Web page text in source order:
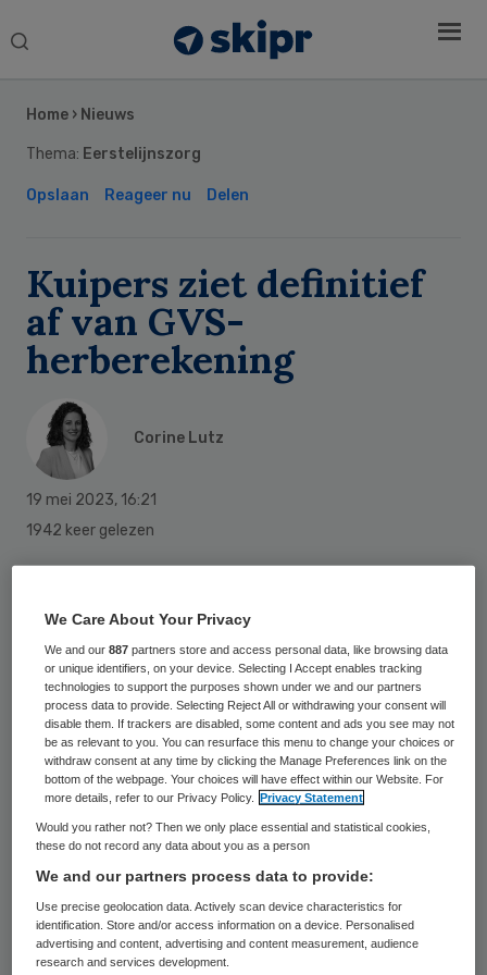
Search
Home › Nieuws
Thema: Eerstelijnszorg
Opslaan Reageer nu Delen
Kuipers ziet definitief
af van GVS-
herberekening
Corine Lutz
19 mei 2023, 16:21
1942 keer gelezen
de herberekening van het
Geneesmiddelenvergoedingssysteem (GVS).
Dat besluit maakt de bewindspersoon
kenbaar in een brief aan de Tweede Kamer.
Met de GVS-herberekening zou naar
verwachting een groot deel van de
vergoedingslimieten van geneesmiddelen
worden verlaagd. Als een fabrikant zijn
geneesmiddelenprijzen vervolgens niet tot
onder die nieuwe limieten zou verlagen, zou
Sidebar
We Care About Your Privacy
We and our887 partners store and access personal data, like browsing data
or unique identifiers, on your device. Selecting I Accept enables tracking
technologies to support the purposes shown under we and our partners
process data to provide. Selecting Reject All or withdrawing your consent will
disable them. If trackers are disabled, some content and ads you see may not
be as relevant to you. You can resurface this menu to change your choices or
withdraw consent at any time by clicking the Manage Preferences link on the
bottom of the webpage. Your choices will have effect within our Website. For
more details, refer to our Privacy Policy.
Privacy Statement
Would you rather not? Then we only place essential and statistical cookies,
these do not record any data about you as a person
We and our partners process data to provide:
Use precise geolocation data. Actively scan device characteristics for
identification. Store and/or access information on a device. Personalised
advertising and content, advertising and content measurement, audience
research and services development.